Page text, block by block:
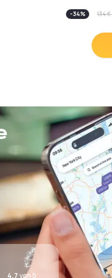
bieten eine tolle Aussicht auf
Hier befinden sich einige der 15
Veranstaltungen mit bis zu 200
Hauptbahnhof ist nur wenige
Berliner Flughäfen Tegel und
-34% 134 €
4,7 von 5